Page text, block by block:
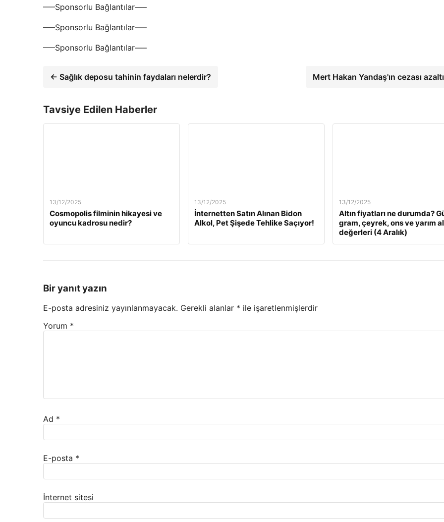
—–Sponsorlu Bağlantılar—–
—–Sponsorlu Bağlantılar—–
—–Sponsorlu Bağlantılar—–
← Sağlık deposu tahinin faydaları nelerdir? Mert Hakan Yandaş'ın cezası
Tavsiye Edilen Haberler
13/12/2025
Cosmopolis filminin hikayesi ve
oyuncu kadrosu nedir?
13/12/2025
İnternetten Satın Alınan Bidon
Alkol, Pet Şişede Tehlike Saçıyor!
13/12/2025
Altın fiyatları ne durumda?
gram, çeyrek, ons ve yarım
değerleri (4 Aralık)
Bir yanıt yazın
E-posta adresiniz yayınlanmayacak. Gerekli alanlar * ile işaretlenmişlerdir
Yorum *
Ad *
E-posta *
İnternet sitesi